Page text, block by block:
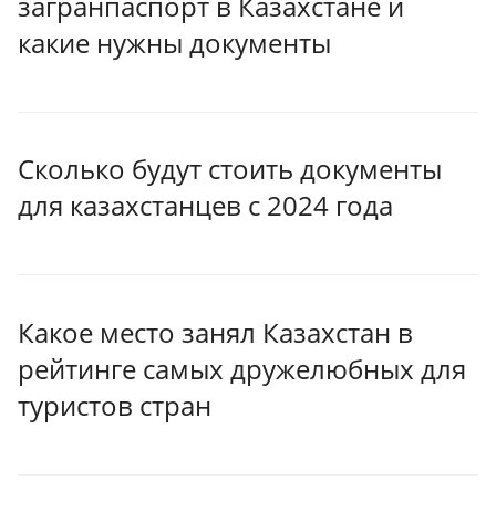
какие нужны документы
Сколько будут стоить документы
для казахстанцев с 2024 года
Какое место занял Казахстан в
рейтинге самых дружелюбных для
туристов стран